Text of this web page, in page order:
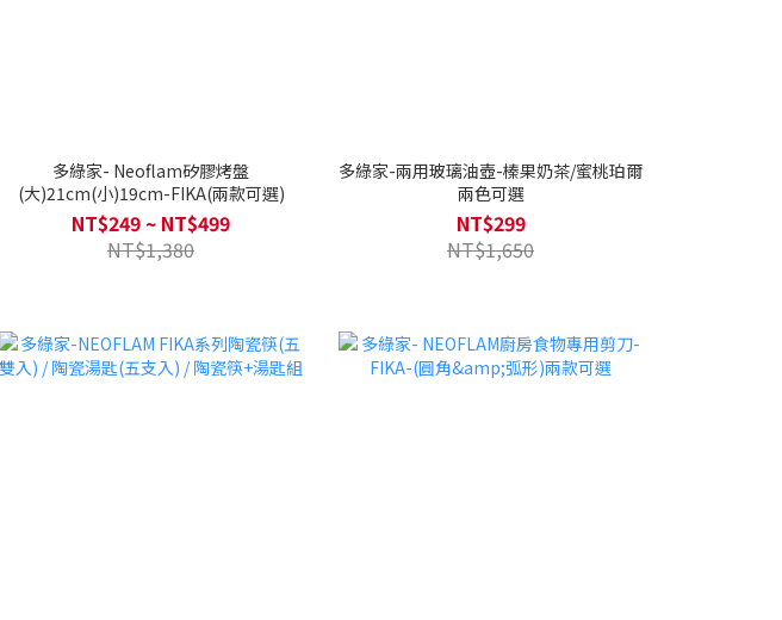
多綠家- Neoflam矽膠烤盤
(大)21cm(小)19cm-FIKA(兩款可選)
NT$249 ~ NT$499
NT$1,380
多綠家-兩用玻璃油壺-榛果奶茶/蜜桃珀爾
兩色可選
NT$299
NT$1,650